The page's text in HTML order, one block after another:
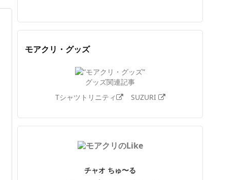
モアクリ・グッズ
グッズ関連記事
Tシャツトリニティ
SUZURI
チャオ ちゅ〜る